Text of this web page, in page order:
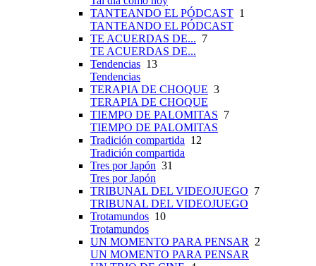
TANTEANDO EL PÓDCAST 1
TANTEANDO EL PÓDCAST
TE ACUERDAS DE... 7
TE ACUERDAS DE...
Tendencias 13
Tendencias
TERAPIA DE CHOQUE 3
TERAPIA DE CHOQUE
TIEMPO DE PALOMITAS 7
TIEMPO DE PALOMITAS
Tradición compartida 12
Tradición compartida
Tres por Japón 31
Tres por Japón
TRIBUNAL DEL VIDEOJUEGO 7
TRIBUNAL DEL VIDEOJUEGO
Trotamundos 10
Trotamundos
UN MOMENTO PARA PENSAR
2
UN MOMENTO PARA PENSAR